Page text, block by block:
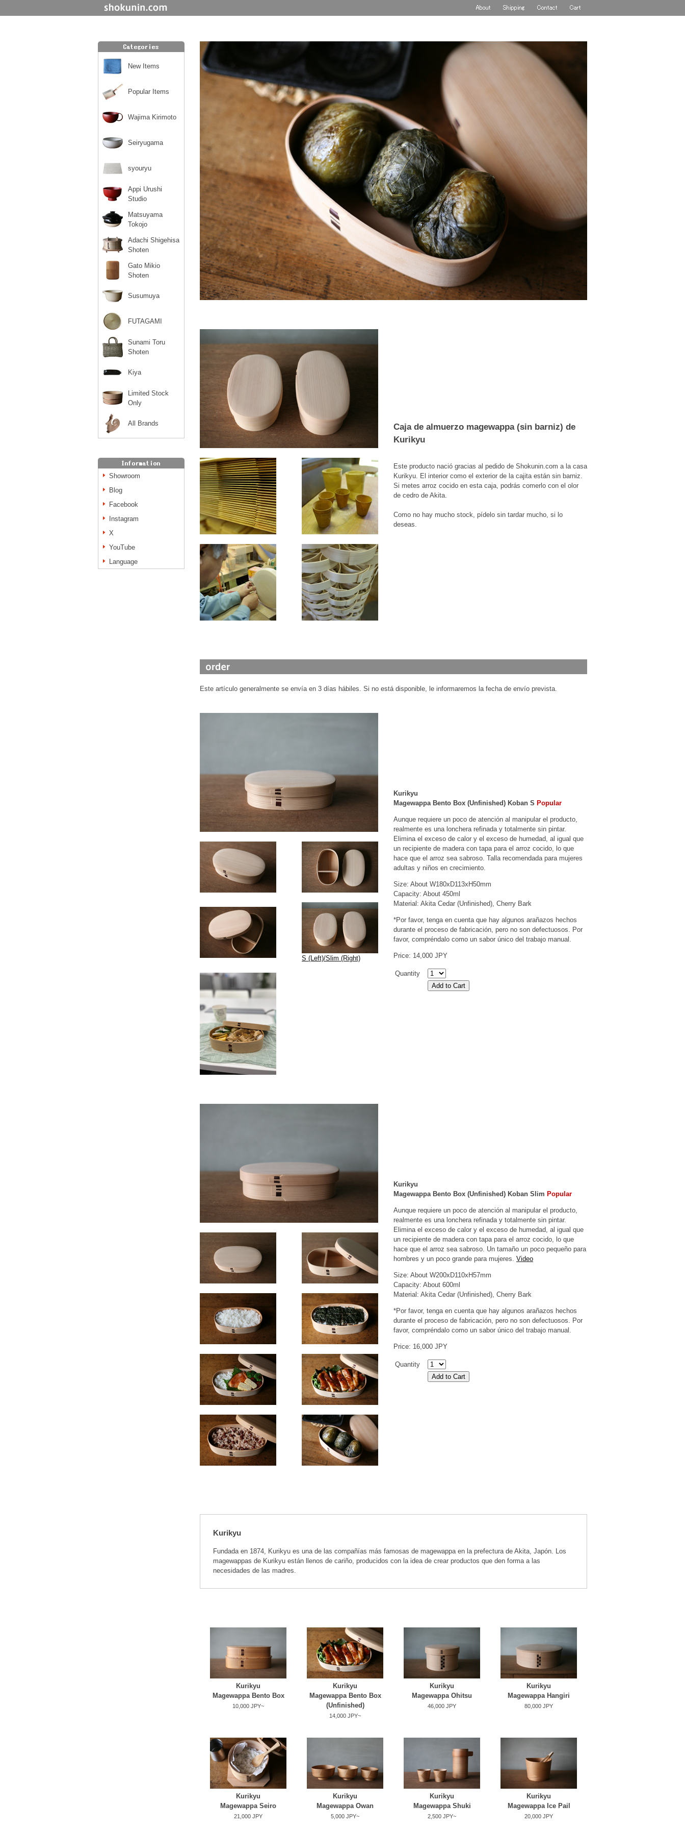
New Items
Popular Items
Wajima Kirimoto
Seiryugama
syouryu
Appi Urushi
Studio
Matsuyama
Tokojo
Adachi Shigehisa
Shoten
Gato Mikio
Shoten
Susumuya
FUTAGAMI
Sunami Toru
Shoten
Kiya
Limited Stock
Only
All Brands
Showroom
Blog
Facebook
Instagram
X
YouTube
Language
Caja de almuerzo magewappa (sin barniz) de
Kurikyu
Este producto nació gracias al pedido de Shokunin.com a la casa
Kurikyu. El interior como el exterior de la cajita están sin barniz.
Si metes arroz cocido en esta caja, podrás comerlo con el olor
de cedro de Akita.
Como no hay mucho stock, pídelo sin tardar mucho, si lo
deseas.
Este artículo generalmente se envía en 3 días hábiles. Si no está disponible, le informaremos la fecha de envío prevista.
S (Left)/Slim (Right)
Kurikyu
Magewappa Bento Box (Unfinished) Koban S Popular
Aunque requiere un poco de atención al manipular el producto,
realmente es una lonchera refinada y totalmente sin pintar.
Elimina el exceso de calor y el exceso de humedad, al igual que
un recipiente de madera con tapa para el arroz cocido, lo que
hace que el arroz sea sabroso. Talla recomendada para mujeres
adultas y niños en crecimiento.
Size: About W180xD113xH50mm
Capacity: About 450ml
Material: Akita Cedar (Unfinished), Cherry Bark
*Por favor, tenga en cuenta que hay algunos arañazos hechos
durante el proceso de fabricación, pero no son defectuosos. Por
favor, compréndalo como un sabor único del trabajo manual.
Price: 14,000 JPY
Quantity
Kurikyu
Magewappa Bento Box (Unfinished) Koban Slim Popular
Aunque requiere un poco de atención al manipular el producto,
realmente es una lonchera refinada y totalmente sin pintar.
Elimina el exceso de calor y el exceso de humedad, al igual que
un recipiente de madera con tapa para el arroz cocido, lo que
hace que el arroz sea sabroso. Un tamaño un poco pequeño para
hombres y un poco grande para mujeres. Video
Size: About W200xD110xH57mm
Capacity: About 600ml
Material: Akita Cedar (Unfinished), Cherry Bark
*Por favor, tenga en cuenta que hay algunos arañazos hechos
durante el proceso de fabricación, pero no son defectuosos. Por
favor, compréndalo como un sabor único del trabajo manual.
Price: 16,000 JPY
Quantity
Kurikyu
Fundada en 1874, Kurikyu es una de las compañías más famosas de magewappa en la prefectura de Akita, Japón. Los
magewappas de Kurikyu están llenos de cariño, producidos con la idea de crear productos que den forma a las
necesidades de las madres.
Kurikyu
Magewappa Bento Box
10,000 JPY~
Kurikyu
Magewappa Bento Box
(Unfinished)
14,000 JPY~
Kurikyu
Magewappa Ohitsu
46,000 JPY
Kurikyu
Magewappa Hangiri
80,000 JPY
Kurikyu
Magewappa Seiro
21,000 JPY
Kurikyu
Magewappa Owan
5,000 JPY~
Kurikyu
Magewappa Shuki
2,500 JPY~
Kurikyu
Magewappa Ice Pail
20,000 JPY